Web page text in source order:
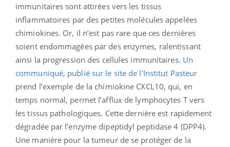
immunitaires sont attirées vers les tissus
inflammatoires par des petites molécules appelées
chimiokines. Or, il n’est pas rare que ces dernières
soient endommagées par des enzymes, ralentissant
ainsi la progression des cellules immunitaires. Un
communiqué, publié sur le site de l’Institut Pasteur
prend l’exemple de la chimiokine CXCL10, qui, en
temps normal, permet l’afflux de lymphocytes T vers
les tissus pathologiques. Cette dernière est rapidement
dégradée par l’enzyme dipeptidyl peptidase 4 (DPP4).
Une manière pour la tumeur de se protéger de la